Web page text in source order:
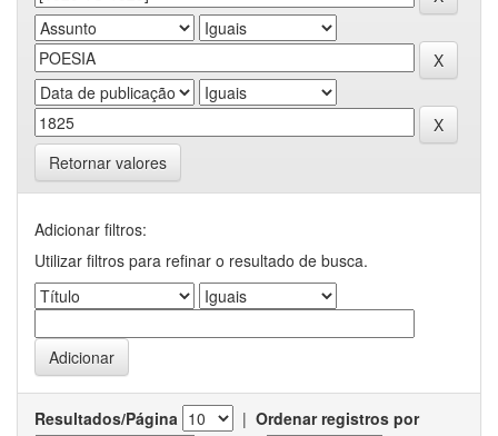
Retornar valores
Adicionar filtros:
Utilizar filtros para refinar o resultado de busca.
Resultados/Página | Ordenar registros por